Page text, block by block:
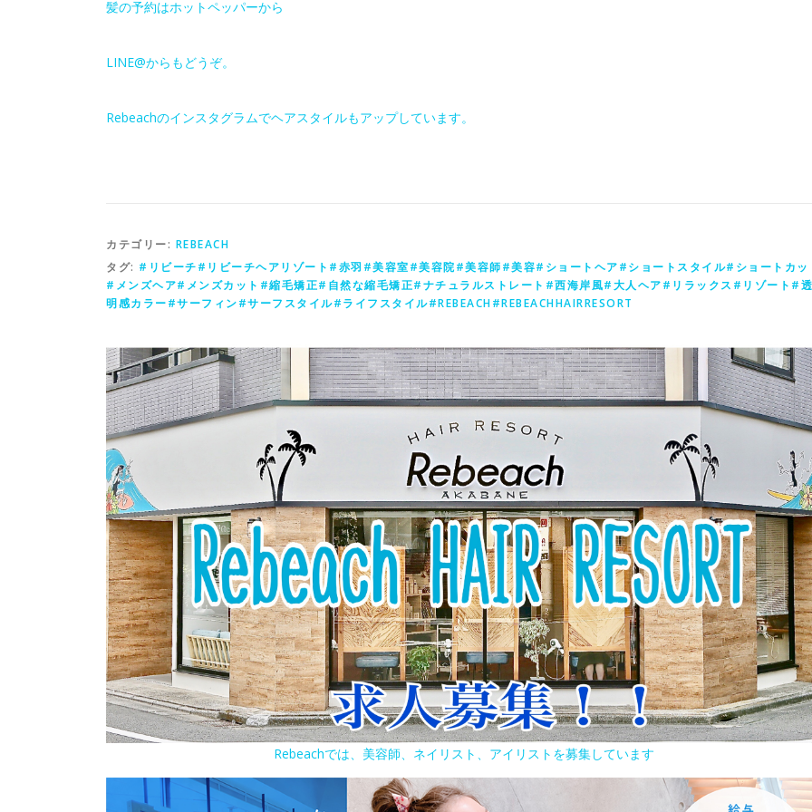
髪の予約はホットペッパーから
LINE@からもどうぞ。
Rebeachのインスタグラムでヘアスタイルもアップしています。
カテゴリー: REBEACH
タグ: #リビーチ#リビーチヘアリゾート#赤羽#美容室#美容院#美容師#美容#ショートヘア#ショートスタイル#ショートカッ
#メンズヘア#メンズカット#縮毛矯正#自然な縮毛矯正#ナチュラルストレート#西海岸風#大人ヘア#リラックス#リゾート#透
明感カラー#サーフィン#サーフスタイル#ライフスタイル#REBEACH#REBEACHHAIRRESORT
Rebeachでは、美容師、ネイリスト、アイリストを募集しています